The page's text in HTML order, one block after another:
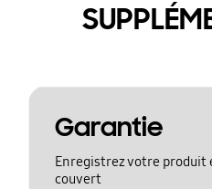
Garantie
Enregistrez votre produit
couvert